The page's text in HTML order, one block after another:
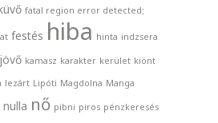
fatal region error detected;
festés hiba hinta indzsera
jövő kamasz karakter kerület kiönt
lezárt Lipóti Magdolna Manga
nő pibni piros pénzkeresés